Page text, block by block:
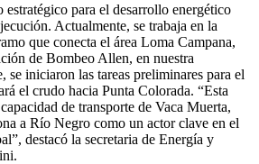
para el desarrollo energético
Actualmente, se trabaja en la
que conecta el área Loma Campana,
de Bombeo Allen, en nuestra
se iniciaron las tareas preliminares para el
el crudo hacia Punta Colorada. “Esta
de transporte de Vaca Muerta,
a Río Negro como un actor clave en el
destacó la secretaria de Energía y